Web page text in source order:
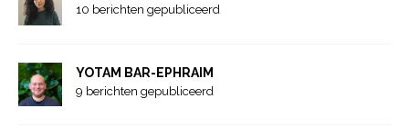
10 berichten gepubliceerd
YOTAM BAR-EPHRAIM
9 berichten gepubliceerd